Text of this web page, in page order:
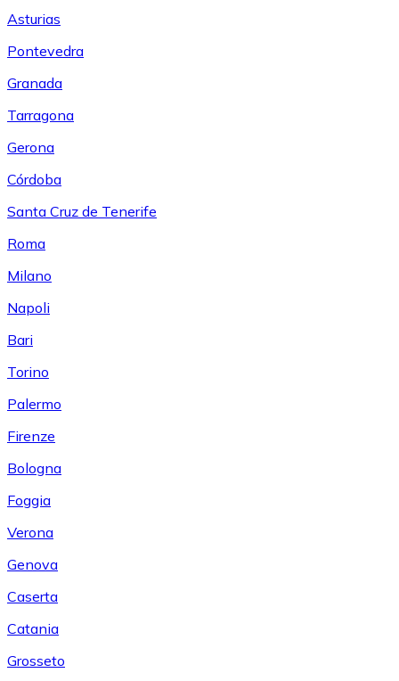
Asturias
Pontevedra
Granada
Tarragona
Gerona
Córdoba
Santa Cruz de Tenerife
Roma
Milano
Napoli
Bari
Torino
Palermo
Firenze
Bologna
Foggia
Verona
Genova
Caserta
Catania
Grosseto